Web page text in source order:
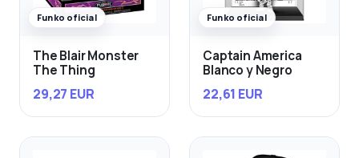
Funko oficial
The Blair Monster
The Thing
29,27 EUR
Funko oficial
Captain America
Blanco y Negro
22,61 EUR